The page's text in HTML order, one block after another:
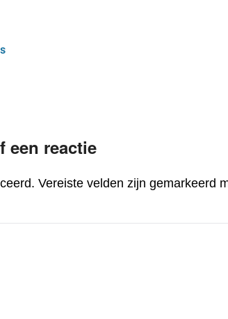
een reactie
Vereiste velden zijn gemarkeerd